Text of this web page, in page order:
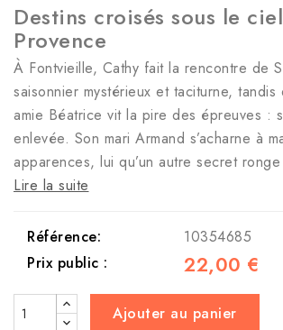
Destins croisés sous le
Provence
À Fontvieille, Cathy fait la rencontre de
saisonnier mystérieux et taciturne, tandis
amie Béatrice vit la pire des épreuves :
enlevée. Son mari Armand s’acharne à
apparences, lui qu’un autre secret
Lire la suite
Référence:
10354685
Prix public :
22,00 €
Ajouter au panier